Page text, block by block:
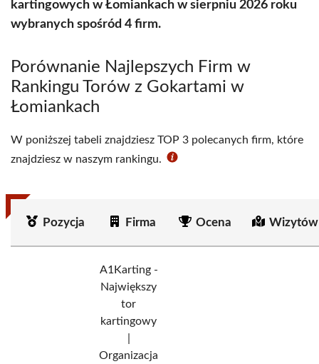
kartingowych w Łomiankach w sierpniu 2026 roku
wybranych spośród 4 firm.
Porównanie Najlepszych Firm w
Rankingu Torów z Gokartami w
Łomiankach
W poniższej tabeli znajdziesz TOP 3 polecanych firm, które
znajdziesz w naszym rankingu.
Pozycja Firma Ocena
A1Karting -
Największy
tor
kartingowy
Organizacja